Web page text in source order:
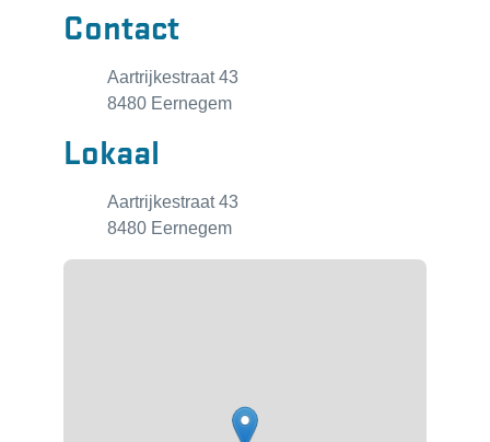
Contact
AdresAartrijkestraat 43
,8480 Eernegem
Lokaal
AdresAartrijkestraat 43
,8480 Eernegem